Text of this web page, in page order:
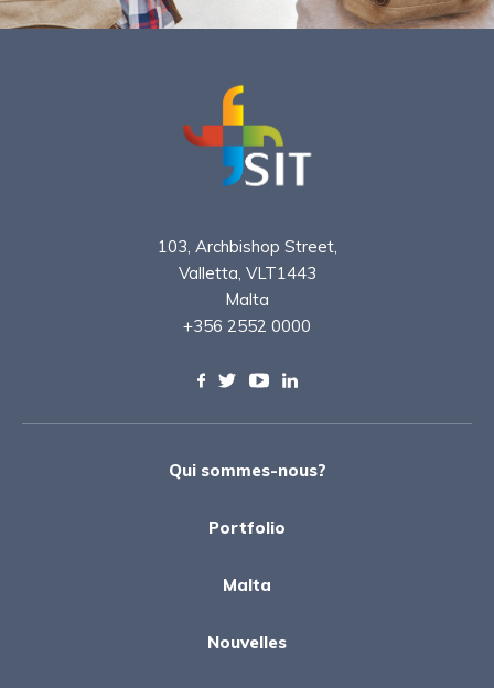
103, Archbishop Street,
Valletta, VLT1443
Malta
+356 2552 0000
Qui sommes-nous?
Portfolio
Malta
Nouvelles